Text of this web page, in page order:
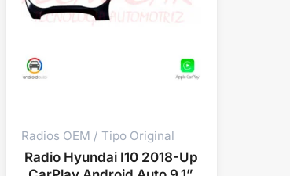
Radios OEM / Tipo Original
Radio Hyundai I10 2018-Up